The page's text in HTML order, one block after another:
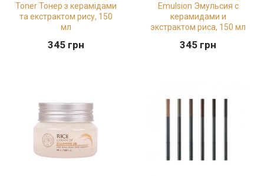
Toner Тонер з керамідами
та екстрактом рису, 150
мл
345 грн
Emulsion Эмульсия с
керамидами и
экстрактом риса, 150 мл
345 грн